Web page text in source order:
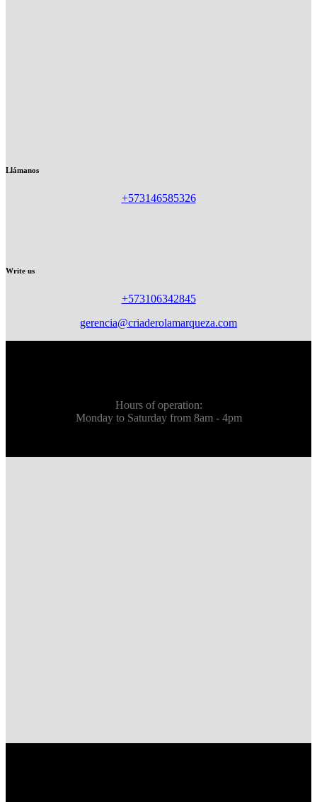
Llámanos
+573146585326
Write us
+573106342845
gerencia@criaderolamarqueza.com
Hours of operation:
Monday to Saturday from 8am - 4pm